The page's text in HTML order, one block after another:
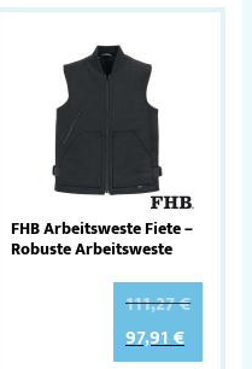
FHB Arbeitsweste Fiete –
Robuste Arbeitsweste
111,27€
97,91€